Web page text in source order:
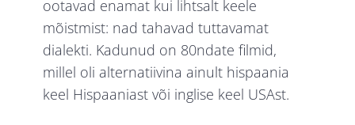
ootavad enamat kui lihtsalt keele
mõistmist: nad tahavad tuttavamat
dialekti. Kadunud on 80ndate filmid,
millel oli alternatiivina ainult hispaania
keel Hispaaniast või inglise keel USAst.